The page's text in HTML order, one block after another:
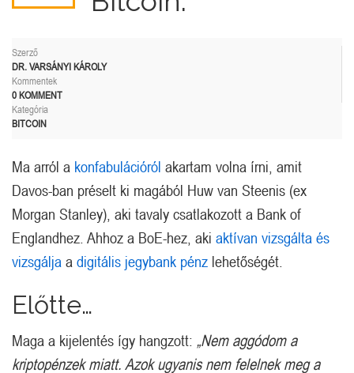
Szerző
DR. VARSÁNYI KÁROLY
Kommentek
0 KOMMENT
Kategória
BITCOIN
Ma arról a konfabulációról akartam volna írni, amit
Davos-ban préselt ki magából Huw van Steenis (ex
Morgan Stanley), aki tavaly csatlakozott a Bank of
Englandhez. Ahhoz a BoE-hez, aki aktívan vizsgálta és
vizsgálja a digitális jegybank pénz lehetőségét.
Előtte…
Maga a kijelentés így hangzott: „Nem aggódom a
kriptopénzek miatt. Azok ugyanis nem felelnek meg a